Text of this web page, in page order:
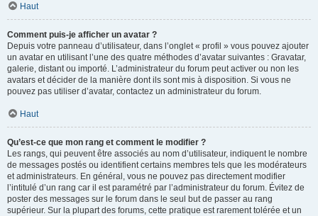
Haut
Comment puis-je afficher un avatar ?
Depuis votre panneau d’utilisateur, dans l’onglet « profil » vous pouvez ajouter
un avatar en utilisant l’une des quatre méthodes d’avatar suivantes : Gravatar,
galerie, distant ou importé. L’administrateur du forum peut activer ou non les
avatars et décider de la manière dont ils sont mis à disposition. Si vous ne
pouvez pas utiliser d’avatar, contactez un administrateur du forum.
Haut
Qu’est-ce que mon rang et comment le modifier ?
Les rangs, qui peuvent être associés au nom d’utilisateur, indiquent le nombre
de messages postés ou identifient certains membres tels que les modérateurs
et administrateurs. En général, vous ne pouvez pas directement modifier
l’intitulé d’un rang car il est paramétré par l’administrateur du forum. Évitez de
poster des messages sur le forum dans le seul but de passer au rang
supérieur. Sur la plupart des forums, cette pratique est rarement tolérée et un